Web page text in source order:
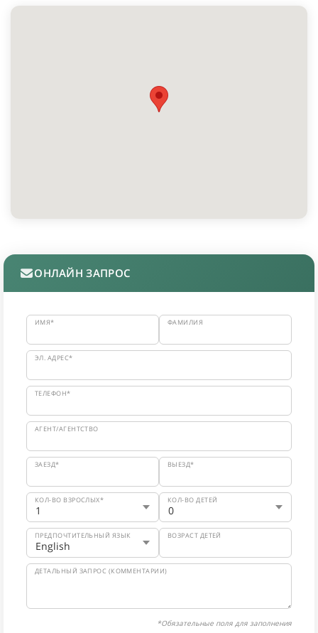
ОНЛАЙН ЗАПРОС
ИМЯ* ФАМИЛИЯ
ЭЛ. АДРЕС*
ТЕЛЕФОН*
АГЕНТ/АГЕНТСТВО
ЗАЕЗД* ВЫЕЗД*
КОЛ-ВО ВЗРОСЛЫХ* КОЛ-ВО ДЕТЕЙ
ПРЕДПОЧТИТЕЛЬНЫЙ ЯЗЫК ВОЗРАСТ ДЕТЕЙ
ДЕТАЛЬНЫЙ ЗАПРОС (КОММЕНТАРИИ)
*Обязательные поля для заполнения